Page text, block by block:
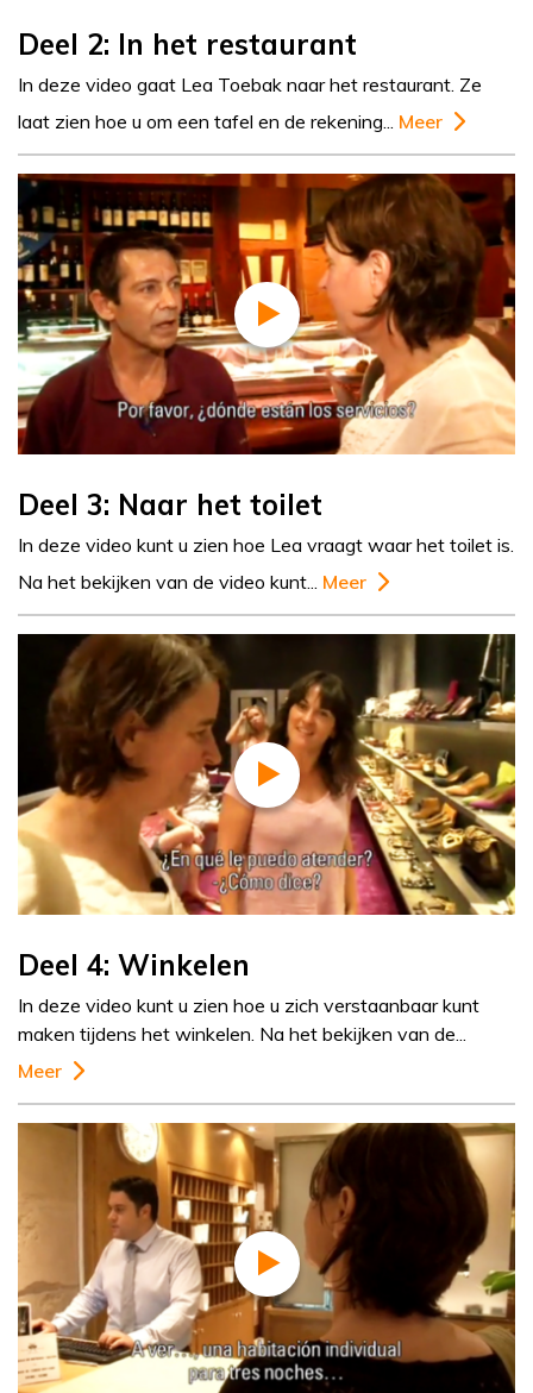
Deel 2: In het restaurant
In deze video gaat Lea Toebak naar het restaurant. Ze
laat zien hoe u om een tafel en de rekening... Meer
Deel 3: Naar het toilet
In deze video kunt u zien hoe Lea vraagt waar het toilet is.
Na het bekijken van de video kunt... Meer
Deel 4: Winkelen
In deze video kunt u zien hoe u zich verstaanbaar kunt
maken tijdens het winkelen. Na het bekijken van de...
Meer